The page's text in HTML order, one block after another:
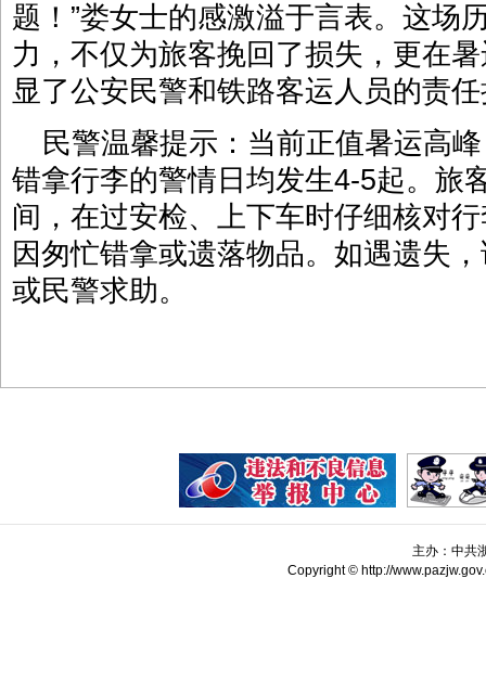
题！”娄女士的感激溢于言表。这场
力，不仅为旅客挽回了损失，更在
显了公安民警和铁路客运人员的责
民警温馨提示：当前正值暑运高
错拿行李的警情日均发生4-5起。旅
间，在过安检、上下车时仔细核对
因匆忙错拿或遗落物品。如遇遗失
或民警求助。
主办：中共
Copyright © http://